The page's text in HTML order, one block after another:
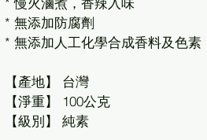
* 無添加防腐劑
* 無添加人工化學合成香料及色素
【產地】 台灣
【淨重】 100公克
【級別】 純素